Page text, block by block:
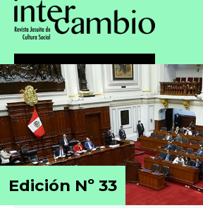
Edición Nº 33